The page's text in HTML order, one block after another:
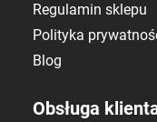
Regulamin sklepu
Polityka
Blog
Obsługa